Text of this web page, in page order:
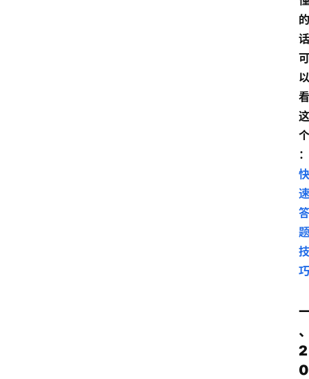
的
话
可
以
看
这
个
：
快
速
答
题
技
巧
2
0